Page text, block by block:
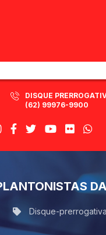
DISQUE
(62) 99976-9900
Disque-